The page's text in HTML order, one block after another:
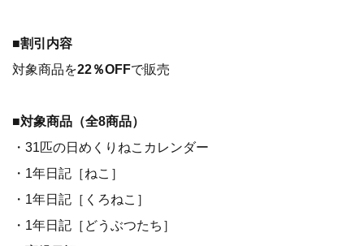
■割引内容
対象商品を22％OFFで販売
■対象商品（全8商品）
・31匹の日めくりねこカレンダー
・1年日記［ねこ］
・1年日記［くろねこ］
・1年日記［どうぶつたち］